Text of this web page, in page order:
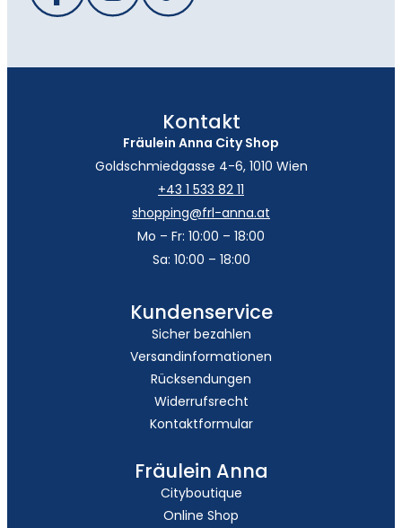
Kontakt
Fräulein Anna City Shop
Goldschmiedgasse 4-6, 1010 Wien
+43 1 533 82 11
shopping@frl-anna.at
Mo – Fr: 10:00 – 18:00
Sa: 10:00 – 18:00
Kundenservice
Sicher bezahlen
Versandinformationen
Rücksendungen
Widerrufsrecht
Kontaktformular
Fräulein Anna
Cityboutique
Online Shop